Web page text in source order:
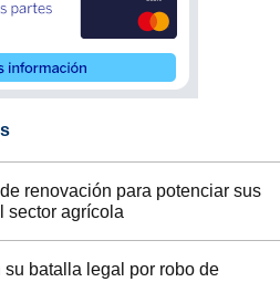
renovación para potenciar sus
sector agrícola
batalla legal por robo de